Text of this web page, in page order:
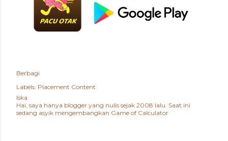
Berbagi
Labels: Placement Content
Iska
Hai, saya hanya blogger yang nulis sejak 2008 lalu. Saat ini
sedang asyik mengembangkan Game of Calculator